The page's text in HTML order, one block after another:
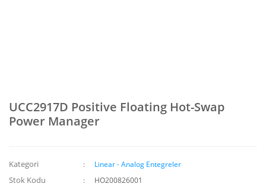
UCC2917D Positive Floating Hot-Swap
Power Manager
Kategori Linear - Analog Entegreler
Stok Kodu HO200826001